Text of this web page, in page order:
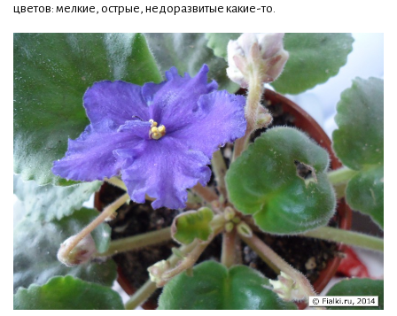
цветов: мелкие, острые, недоразвитые какие-то.